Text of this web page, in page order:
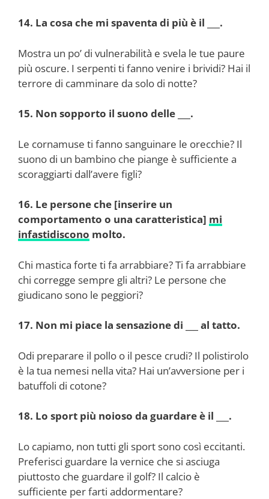
14. La cosa che mi spaventa di più è il ___.
Mostra un po’ di vulnerabilità e svela le tue paure
più oscure. I serpenti ti fanno venire i brividi? Hai il
terrore di camminare da solo di notte?
15. Non sopporto il suono delle ___.
Le cornamuse ti fanno sanguinare le orecchie? Il
suono di un bambino che piange è sufficiente a
scoraggiarti dall’avere figli?
16. Le persone che [inserire un
comportamento o una caratteristica] mi
infastidiscono molto.
Chi mastica forte ti fa arrabbiare? Ti fa arrabbiare
chi corregge sempre gli altri? Le persone che
giudicano sono le peggiori?
17. Non mi piace la sensazione di ___ al tatto.
Odi preparare il pollo o il pesce crudi? Il polistirolo
è la tua nemesi nella vita? Hai un’avversione per i
batuffoli di cotone?
18. Lo sport più noioso da guardare è il ___.
Lo capiamo, non tutti gli sport sono così eccitanti.
Preferisci guardare la vernice che si asciuga
piuttosto che guardare il golf? Il calcio è
sufficiente per farti addormentare?